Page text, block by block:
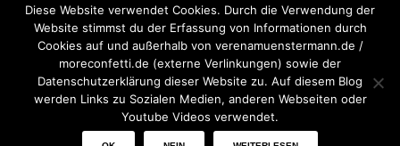
verenamuenstermannAll Rights Reserved.
Diese Website verwendet Cookies. Durch die Verwendung der
Website stimmst du der Erfassung von Informationen durch
Cookies auf und außerhalb von verenamuenstermann.de /
moreconfetti.de (externe Verlinkungen) sowie der
Datenschutzerklärung dieser Website zu. Auf diesem Blog
werden Links zu Sozialen Medien, anderen Webseiten oder
Youtube Videos verwendet.